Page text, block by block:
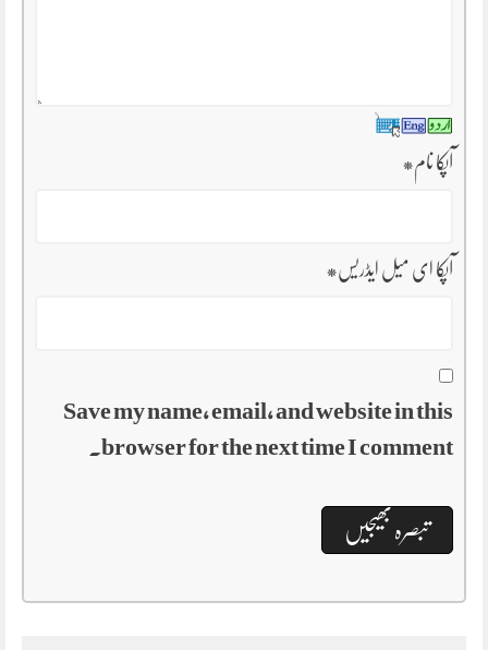
آپکا نام*
آپکا ای میل ایڈریس*
Save my name, email, and website in this
browser for the next time I comment.